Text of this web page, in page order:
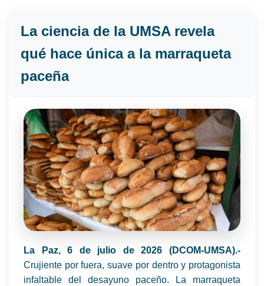
La ciencia de la UMSA revela
qué hace única a la marraqueta
paceña
La Paz, 6 de julio de 2026 (DCOM-UMSA).-
Crujiente por fuera, suave por dentro y protagonista
infaltable del desayuno paceño. La marraqueta